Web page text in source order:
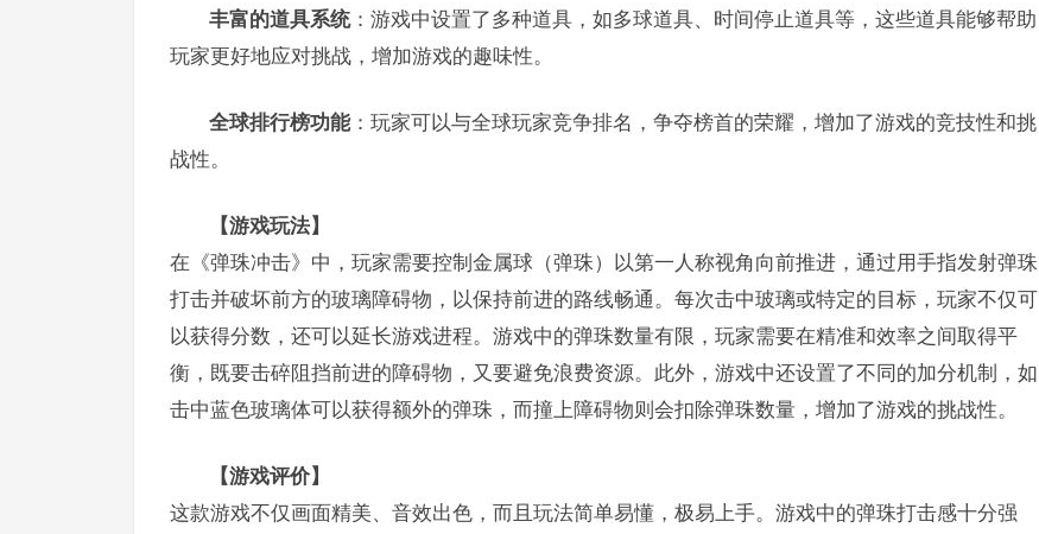
丰富的道具系统：游戏中设置了多种道具，如多球道具、时间停止道具等，这些道具能够帮助
玩家更好地应对挑战，增加游戏的趣味性。
全球排行榜功能：玩家可以与全球玩家竞争排名，争夺榜首的荣耀，增加了游戏的竞技性和挑
战性。
【游戏玩法】
在《弹珠冲击》中，玩家需要控制金属球（弹珠）以第一人称视角向前推进，通过用手指发射弹珠
打击并破坏前方的玻璃障碍物，以保持前进的路线畅通。每次击中玻璃或特定的目标，玩家不仅可
以获得分数，还可以延长游戏进程。游戏中的弹珠数量有限，玩家需要在精准和效率之间取得平
衡，既要击碎阻挡前进的障碍物，又要避免浪费资源。此外，游戏中还设置了不同的加分机制，如
击中蓝色玻璃体可以获得额外的弹珠，而撞上障碍物则会扣除弹珠数量，增加了游戏的挑战性。
【游戏评价】
这款游戏不仅画面精美、音效出色，而且玩法简单易懂，极易上手。游戏中的弹珠打击感十分强